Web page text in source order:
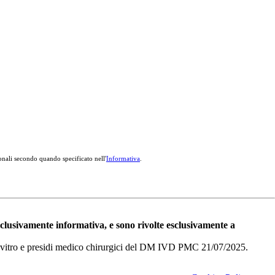
secondo quando specificato nell'Informativa
informativa, e sono rivolte esclusivamente a
e presidi medico chirurgici del DM IVD PMC 21/07/2025.